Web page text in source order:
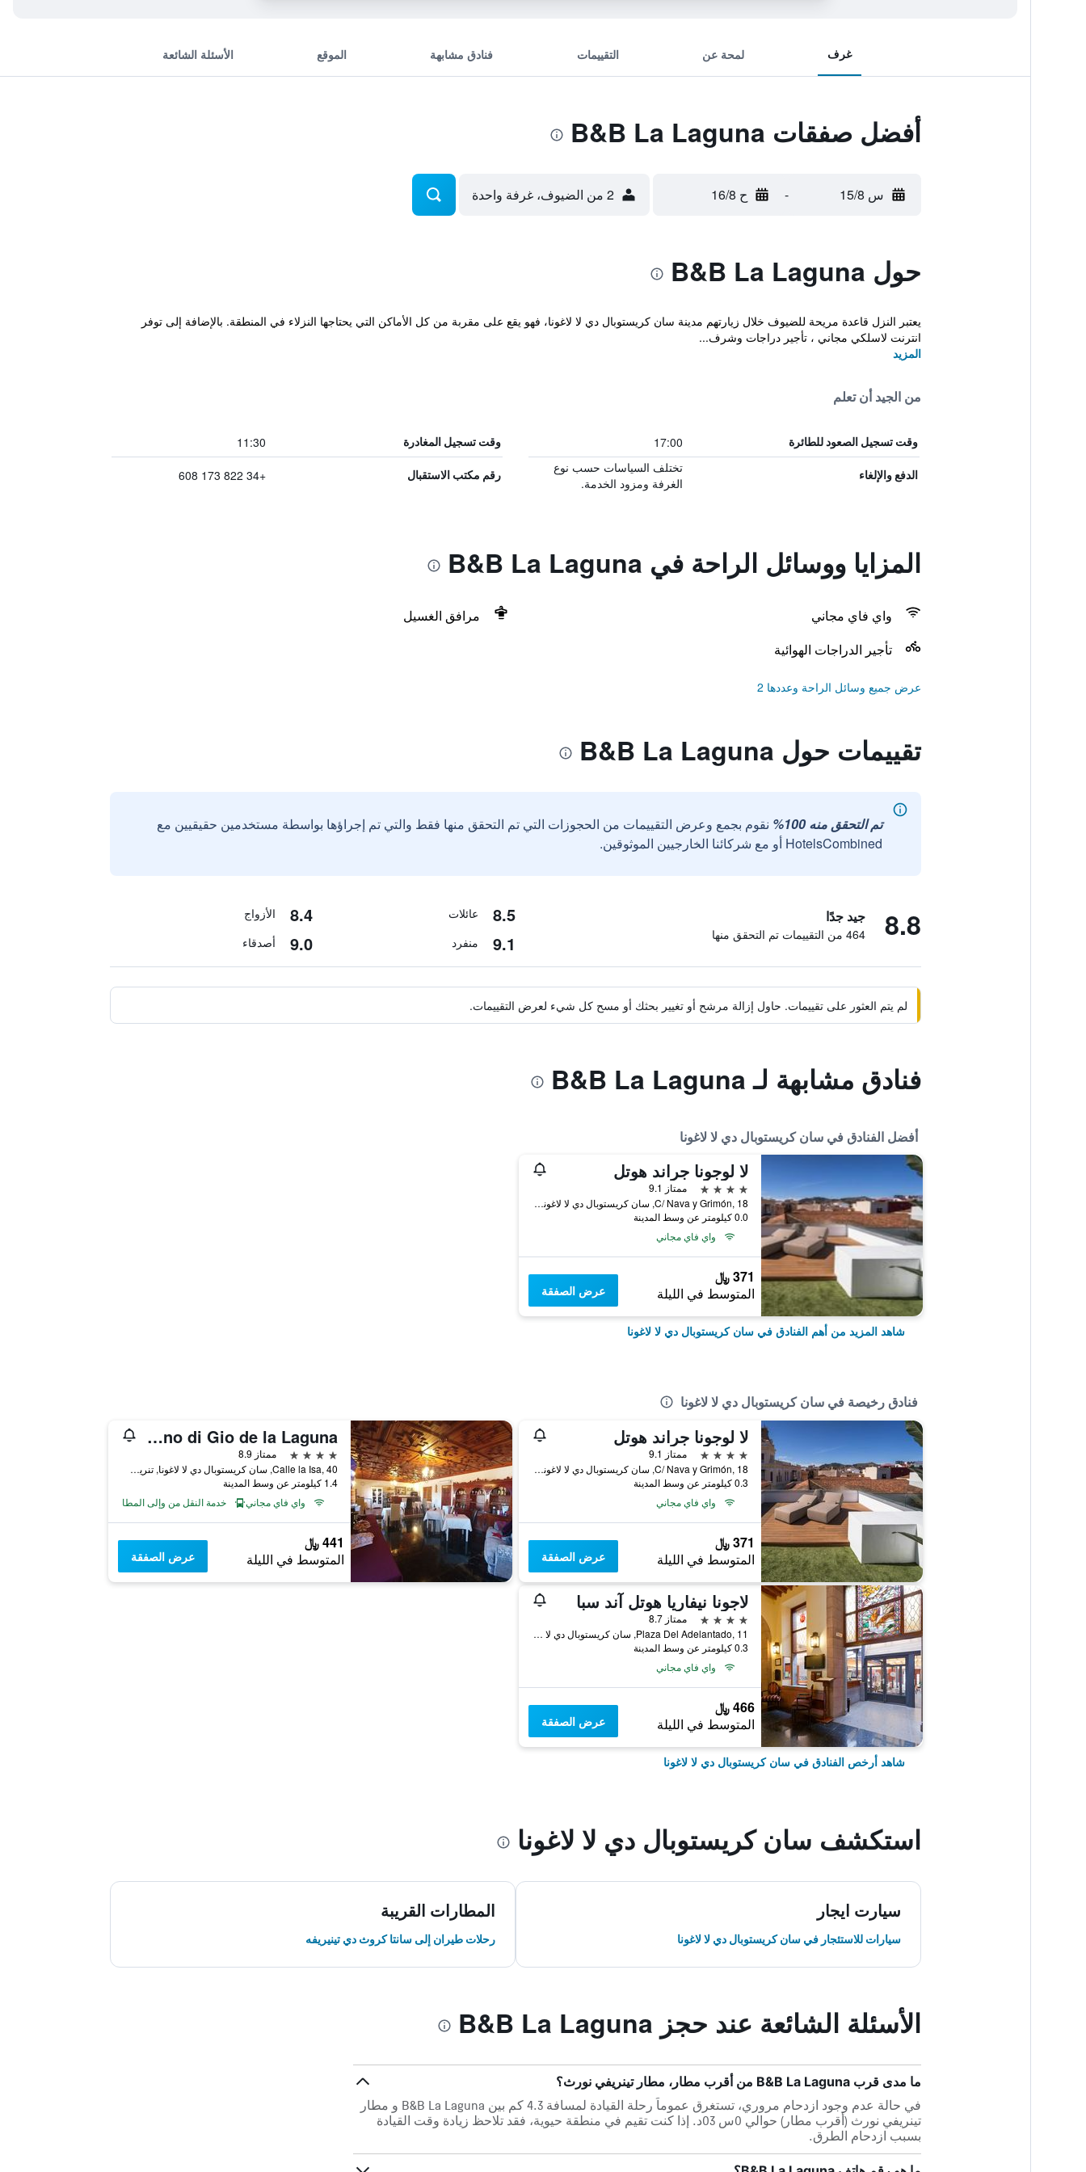
غرف لمحة عن التقييمات فنادق مشابهة الموقع الأسئلة الشائعة
أفضل صفقات B&B La Laguna
س 15/8 - ح 16/8 2 من الضيوف، غرفة واحدة
حول B&B La Laguna
يعتبر النزل قاعدة مريحة للضيوف خلال زيارتهم مدينة سان كريستوبال دي لا لاغونا، فهو يقع على مقربة من كل الأماكن التي يحتاجها النزلاء في المنطقة. بالإضافة إلى توفر
انترنت لاسلكي مجاني ، تأجير دراجات وشرف...
المزيد
من الجيد أن تعلم
وقت تسجيل الصعود للطائرة 17:00 وقت تسجيل المغادرة 11:30
الدفع والإلغاء
تختلف السياسات حسب نوع
الغرفة ومزود الخدمة.
رقم مكتب الاستقبال +34 822 173 608
المزايا ووسائل الراحة في B&B La Laguna
واي فاي مجاني
مرافق الغسيل
تأجير الدراجات الهوائية
عرض جميع وسائل الراحة وعددها 2
تقييمات حول B&B La Laguna
تم التحقق منه 100%
نقوم بجمع وعرض التقييمات من الحجوزات التي تم التحقق منها فقط والتي تم إجراؤها بواسطة مستخدمين حقيقيين مع
HotelsCombined أو مع شركائنا الخارجيين الموثوقين.
8.8 جيد جدًا
464 من التقييمات تم التحقق منها
8.5 عائلات 8.4 الأزواج
9.1 منفرد 9.0 أصدقاء
لم يتم العثور على تقييمات. حاول إزالة مرشح أو تغيير بحثك أو مسح كل شيء لعرض التقييمات.
فنادق مشابهة لـ B&B La Laguna
أفضل الفنادق في سان كريستوبال دي لا لاغونا
لا لوجونا جراند هوتل
4 نجوم
ممتاز 9.1
C/ Nava y Grimón, 18, سان كريستوبال دي لا لاغونا, تنريف, أسبانيا
0.0 كيلومتر عن وسط المدينة
واي فاي مجاني
371 ﷼
المتوسط في الليلة عرض الصفقة
شاهد المزيد من أهم الفنادق في سان كريستوبال دي لا لاغونا
فنادق رخيصة في سان كريستوبال دي لا لاغونا
لا لوجونا جراند هوتل
4 نجوم
ممتاز 9.1
C/ Nava y Grimón, 18, سان كريستوبال دي لا لاغونا, تنريف, أسبانيا
0.3 كيلومتر عن وسط المدينة
واي فاي مجاني
371 ﷼
المتوسط في الليلة عرض الصفقة
Il Sogno di Gio de la Laguna
4 نجوم
ممتاز 8.9
Calle la Isa, 40, سان كريستوبال دي لا لاغونا, تنريف, أسبانيا
1.4 كيلومتر عن وسط المدينة
واي فاي مجاني
خدمة النقل من وإلى المطار
441 ﷼
المتوسط في الليلة عرض الصفقة
لاجونا نيفاريا هوتل آند سبا
4 نجوم
ممتاز 8.7
Plaza Del Adelantado, 11, سان كريستوبال دي لا لاغونا, تنريف, أسبانيا
0.3 كيلومتر عن وسط المدينة
واي فاي مجاني
466 ﷼
المتوسط في الليلة عرض الصفقة
شاهد أرخص الفنادق في سان كريستوبال دي لا لاغونا
استكشف سان كريستوبال دي لا لاغونا
سيارت ايجار
سيارات للاستئجار في سان كريستوبال دي لا لاغونا
المطارات القريبة
رحلات طيران إلى سانتا كروث دي تينيريفه
الأسئلة الشائعة عند حجز B&B La Laguna
ما مدى قرب B&B La Laguna من أقرب مطار، مطار تينريفي نورث؟
في حالة عدم وجود ازدحام مروري، تستغرق عموماً رحلة القيادة لمسافة 4.3 كم بين B&B La Laguna و مطار
تينريفي نورث (أقرب مطار) حوالي 0س 03د. إذا كنت تقيم في منطقة حيوية، فقد تلاحظ زيادة وقت القيادة
بسبب ازدحام الطرق.